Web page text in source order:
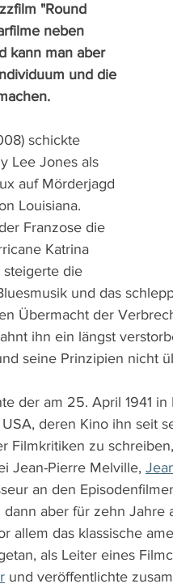
"Round
neben
kann man aber
und die
schickte
Lee Jones als
auf Mörderjagd
Louisiana.
Franzose die
Katrina
die
und das
Übermacht der
ihn ein längst
seine Prinzipien nicht
der am 25. April 1941
deren Kino ihn seit
Filmkritiken zu
Jean-Pierre Melville,
an den
dann aber für zehn
allem das klassische
als Leiter eines
und veröffentlichte